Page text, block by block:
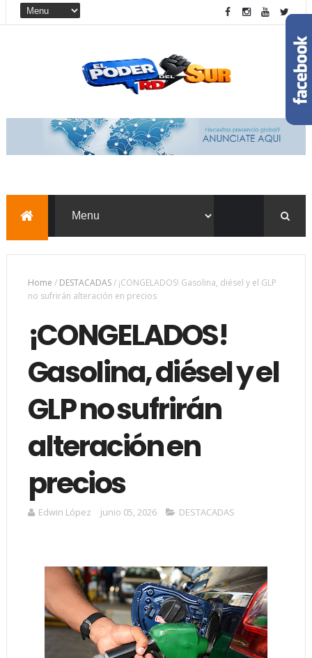
Home / DESTACADAS/ ¡CONGELADOS! Gasolina, diésel y el GLP
no sufrirán alteración en precios
¡CONGELADOS!
Gasolina, diésel y el
GLP no sufrirán
alteración en
precios
Edwin López junio 05, 2026 DESTACADAS